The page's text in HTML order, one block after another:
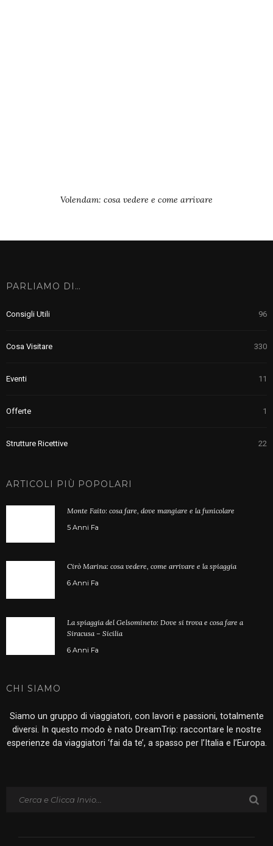
Volendam: cosa vedere e come arrivare
PARLIAMO DI…
Consigli Utili 96
Cosa Visitare 330
Eventi 11
Offerte 1
Strutture Ricettive 22
ARTICOLI PIÙ POPOLARI
Monte Faito: cosa fare, dove mangiare e la funicolare
5 Anni Fa
Cirò Marina: cosa vedere, come arrivare e la spiaggia
6 Anni Fa
La spiaggia del Gelsomineto: Dove si trova e cosa fare a
Siracusa – Sicilia
6 Anni Fa
CHI SIAMO
Siamo un gruppo di viaggiatori, con lavori e passioni, totalmente
diversi. In questo modo è nato DreamTrip: raccontare le nostre
esperienze da viaggiatori ‘fai da te’, a spasso per l’Italia e l’Europa.